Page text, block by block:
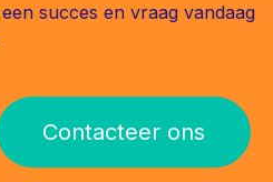
succes en vraag vandaag
Contacteer ons